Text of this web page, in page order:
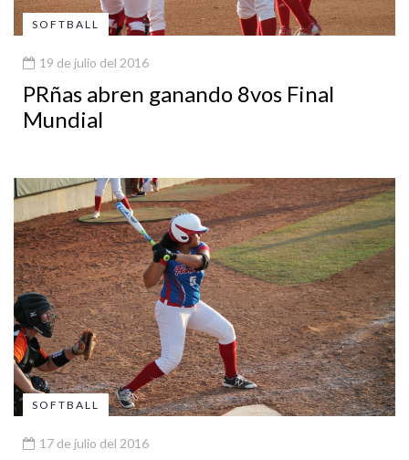
SOFTBALL
19 de julio del 2016
PRñas abren ganando 8vos Final
Mundial
SOFTBALL
17 de julio del 2016